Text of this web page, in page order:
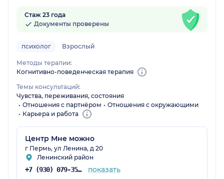
Стаж 23 года
Документы проверены
психолог Взрослый
Методы терапии:
Когнитивно-поведенческая терапия
Темы консультаций:
Чувства, переживания, состояния
Отношения с партнёром
Отношения с окружающими
Карьера и работа
Центр Мне можно
г Пермь, ул Ленина, д 20
Ленинский район
+7 (930) 079-35-76 показать